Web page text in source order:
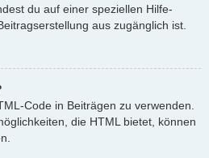
du auf einer speziellen Hilfe-
aus zugänglich ist.
Code in Beiträgen zu verwenden.
die HTML bietet, können